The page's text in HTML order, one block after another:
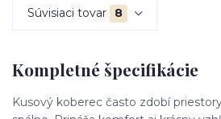
Súvisiaci tovar 8
Kompletné špecifikácie
Kusový koberec často zdobí